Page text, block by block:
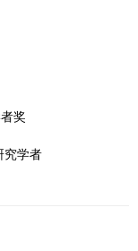
奖
究学者